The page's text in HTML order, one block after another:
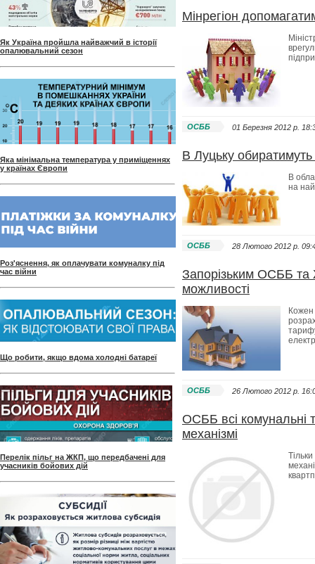
Як Україна пройшла найважчий в історії
опалювальний сезон
Яка мінімальна температура у приміщеннях
у країнах Європи
Роз'яснення, як оплачувати комуналку під
час війни
Що робити, якщо вдома холодні батареї
Перелік пільг на ЖКП, що передбачені для
учасників бойових дій
Мінрегіон
ОСББ 01 Березня 2012 p.
В Луцьку
В
на
ОСББ 28 Лютого 2012 p.
Запорізьким ОСББ та
можливості
Кожен
ОСББ 26 Лютого 2012 p.
ОСББ всі комунальні
механізмі